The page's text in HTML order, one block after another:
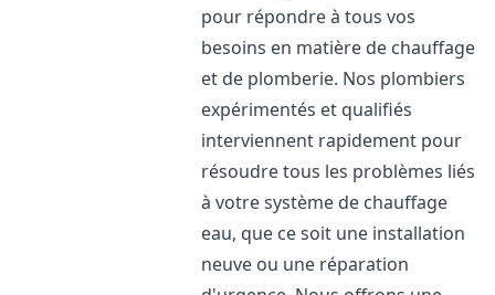
pour répondre à tous vos
besoins en matière de chauffage
et de plomberie. Nos plombiers
expérimentés et qualifiés
interviennent rapidement pour
résoudre tous les problèmes liés
à votre système de chauffage
eau, que ce soit une installation
neuve ou une réparation